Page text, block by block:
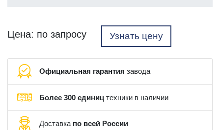
Цена: по запросу Узнать цену
Официальная гарантия завода
Более 300 едиництехники в наличии
Доставка по всей России